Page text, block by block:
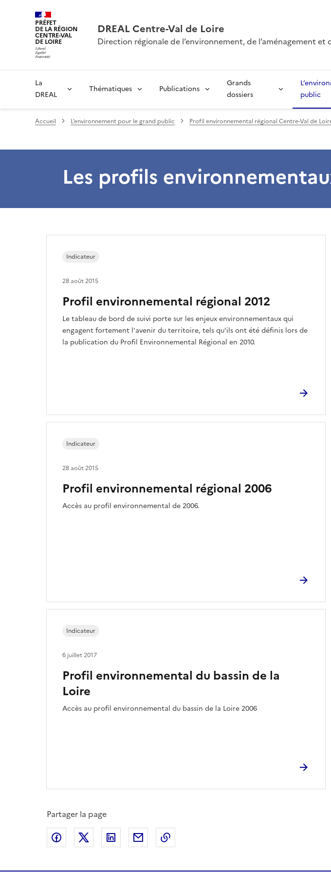
PRÉFET
DE LA RÉGION
CENTRE-VAL
DE LOIRE
DREAL Centre-Val de Loire
Direction régionale de l’environnement, de l’aménagement et
La
DREAL
Thématiques Publications
Grands
dossiers
public
Accueil L’environnement pour le grand public Profil environnemental régional Centre-Val de
Les profils
Profil environnemental régional 2012
Le tableau de bord de suivi porte sur les enjeux environnementaux qui
engagent fortement l'avenir du territoire, tels qu'ils ont été définis lors de
la publication du Profil Environnemental Régional en 2010.
Indicateur
28 août 2015
Profil environnemental régional 2006
Accès au profil environnemental de 2006.
Indicateur
28 août 2015
Profil environnemental du bassin de la
Loire
Accès au profil environnemental du bassin de la Loire 2006
Indicateur
6 juillet 2017
Partager la page
Partager sur Facebook
Partager sur XPartager sur LinkedIn
Partager par email